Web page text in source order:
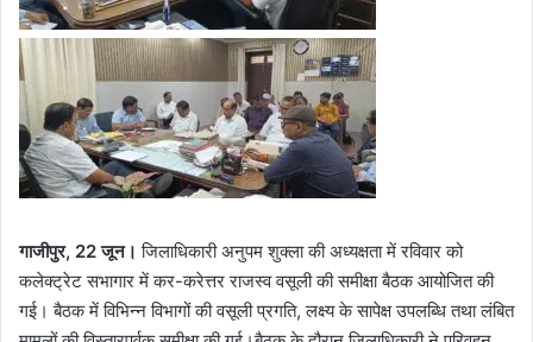
गाजीपुर, 22 जून। जिलाधिकारी अनुपम शुक्ला की अध्यक्षता में रविवार को
कलेक्ट्रेट सभागार में कर-करेत्तर राजस्व वसूली की समीक्षा बैठक आयोजित की
गई। बैठक में विभिन्न विभागों की वसूली प्रगति, लक्ष्य के सापेक्ष उपलब्धि तथा लंबित